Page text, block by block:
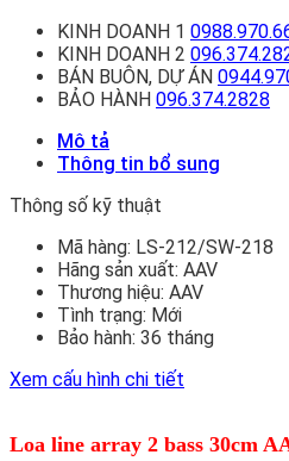
KINH DOANH 1
KINH DOANH 2
BÁN BUÔN, DỰ ÁN
BẢO HÀNH 096.374.2828
Mô tả
Thông tin bổ sung
Thông số kỹ thuật
Mã hàng: LS-212/SW-218
Hãng sản xuất: AAV
Thương hiệu: AAV
Tình trạng: Mới
Bảo hành: 36 tháng
Xem cấu hình chi tiết
Loa line array 2 bass 30cm